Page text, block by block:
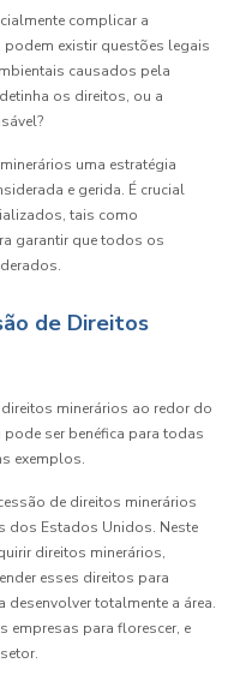
complicar a
existir questões legais
causados pela
os direitos, ou a
uma estratégia
e gerida. É crucial
tais como
garantir que todos os
de Direitos
minerários ao redor do
ser benéfica para todas
exemplos.
de direitos minerários
dos Estados Unidos. Neste
direitos minerários,
esses direitos para
totalmente a área.
empresas para florescer, e